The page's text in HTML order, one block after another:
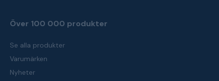
Över 100 000 produkter
Se alla produkter
Varumärken
Nyheter